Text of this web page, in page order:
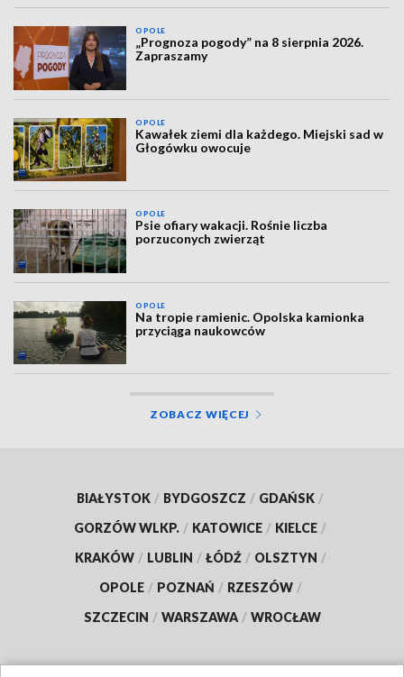
OPOLE
„Prognoza pogody” na 8 sierpnia 2026.
Zapraszamy
OPOLE
Kawałek ziemi dla każdego. Miejski sad w
Głogówku owocuje
OPOLE
Psie ofiary wakacji. Rośnie liczba
porzuconych zwierząt
OPOLE
Na tropie ramienic. Opolska kamionka
przyciąga naukowców
ZOBACZ WIĘCEJ
BIAŁYSTOK / BYDGOSZCZ / GDAŃSK /
GORZÓW WLKP. / KATOWICE / KIELCE /
KRAKÓW / LUBLIN / ŁÓDŹ / OLSZTYN /
OPOLE / POZNAŃ / RZESZÓW /
SZCZECIN / WARSZAWA / WROCŁAW